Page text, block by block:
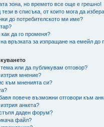
зона, но времето все още е грешно!
в списъка, от които мога да
до потребителското ми име?
да го променя?
връзката за изпращане на емейл
или да публикувам отговор?
мнение?
към мненията си?
повече възможни отговори към
анкета?
даден форум?
файл?